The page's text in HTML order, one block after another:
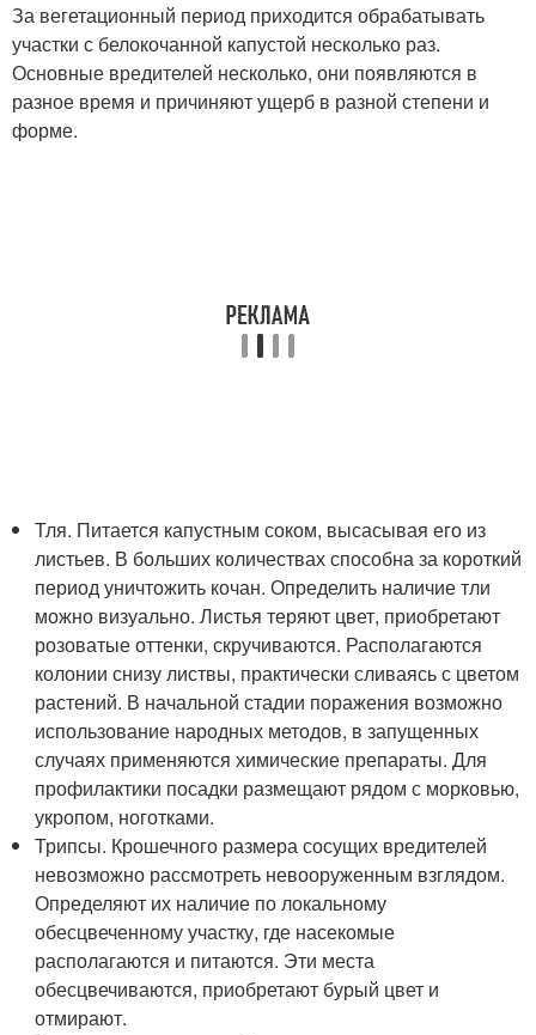
За вегетационный период приходится обрабатывать
участки с белокочанной капустой несколько раз.
Основные вредителей несколько, они появляются в
разное время и причиняют ущерб в разной степени и
форме.
Тля. Питается капустным соком, высасывая его из
листьев. В больших количествах способна за короткий
период уничтожить кочан. Определить наличие тли
можно визуально. Листья теряют цвет, приобретают
розоватые оттенки, скручиваются. Располагаются
колонии снизу листвы, практически сливаясь с цветом
растений. В начальной стадии поражения возможно
использование народных методов, в запущенных
случаях применяются химические препараты. Для
профилактики посадки размещают рядом с морковью,
укропом, ноготками.
Трипсы. Крошечного размера сосущих вредителей
невозможно рассмотреть невооруженным взглядом.
Определяют их наличие по локальному
обесцвеченному участку, где насекомые
располагаются и питаются. Эти места
обесцвечиваются, приобретают бурый цвет и
отмирают.